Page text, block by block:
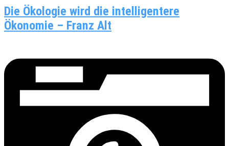
Die Ökologie wird die intelligentere
Ökonomie – Franz Alt